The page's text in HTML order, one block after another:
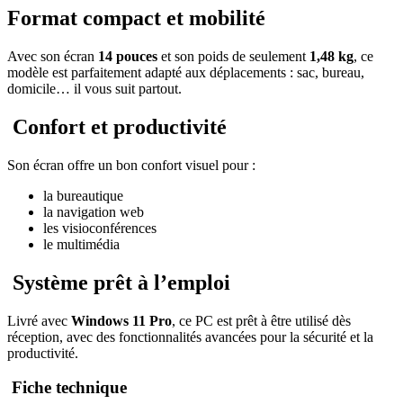
Format compact et mobilité
Avec son écran 14 pouces et son poids de seulement 1,48 kg, ce
modèle est parfaitement adapté aux déplacements : sac, bureau,
domicile… il vous suit partout.
Confort et productivité
Son écran offre un bon confort visuel pour :
la bureautique
la navigation web
les visioconférences
le multimédia
Système prêt à l’emploi
Livré avec Windows 11 Pro, ce PC est prêt à être utilisé dès
réception, avec des fonctionnalités avancées pour la sécurité et la
productivité.
Fiche technique